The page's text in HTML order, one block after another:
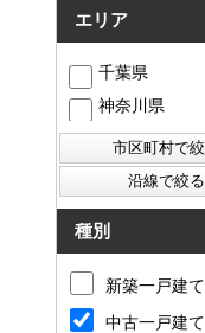
エリア
千葉県
神奈川県
種別
新築一戸建て
中古一戸建て